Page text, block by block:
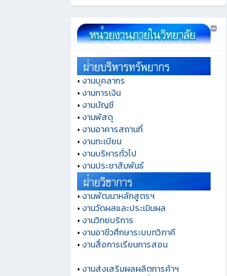
•งานบุคลากร
•งานการเงิน
•งานบัญชี
•งานพัสดุ
•งานอาคารสถานที่
•งานทะเบียน
•งานบริหารทั่วไป
•งานประชาสัมพันธ์
•งานพัฒนาหลักสูตรฯ
•งานวัดผลและประเมินผล
•งานวิทยบริการ
•งานอาชีวศึกษาระบบทวิภาคี
•งานสื่อการเรียนการสอน